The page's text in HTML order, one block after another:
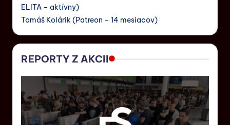
ELITA – aktívny)
Tomáš Kolárik (Patreon – 14 mesiacov)
REPORTY Z AKCII